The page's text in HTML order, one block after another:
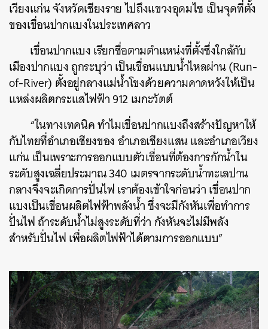
เวียงแก่น จังหวัดเชียงราย ไปถึงแขวงอุดมไซ เป็นจุดที่ตั้ง
ของเขื่อนปากแบงในประเทศลาว
เขื่อนปากแบง เรียกชื่อตามตำแหน่งที่ตั้งซึ่งใกล้กับ
เมืองปากแบง ถูกระบุว่า เป็นเขื่อนแบบน้ำไหลผ่าน (Run-
of-River) ตั้งอยู่กลางแม่น้ำโขงด้วยความคาดหวังให้เป็น
แหล่งผลิตกระแสไฟฟ้า 912 เมกะวัตต์
“ในทางเทคนิค ทำไมเขื่อนปากแบงถึงสร้างปัญหาให้
กับไทยที่อำเภอเชียงของ อำเภอเชียงแสน และอำเภอเวียง
แก่น เป็นเพราะการออกแบบตัวเขื่อนที่ต้องการกักน้ำใน
ระดับสูงเฉลี่ยประมาณ 340 เมตรจากระดับน้ำทะเลปาน
กลางจึงจะเกิดการปั่นไฟ เราต้องเข้าใจก่อนว่า เขื่อนปาก
แบงเป็นเขื่อนผลิตไฟฟ้าพลังน้ำ ซึ่งจะมีกังหันเพื่อทำการ
ปั่นไฟ ถ้าระดับน้ำไม่สูงระดับที่ว่า กังหันจะไม่มีพลัง
สำหรับปั่นไฟ เพื่อผลิตไฟฟ้าได้ตามการออกแบบ”
ค้นหา